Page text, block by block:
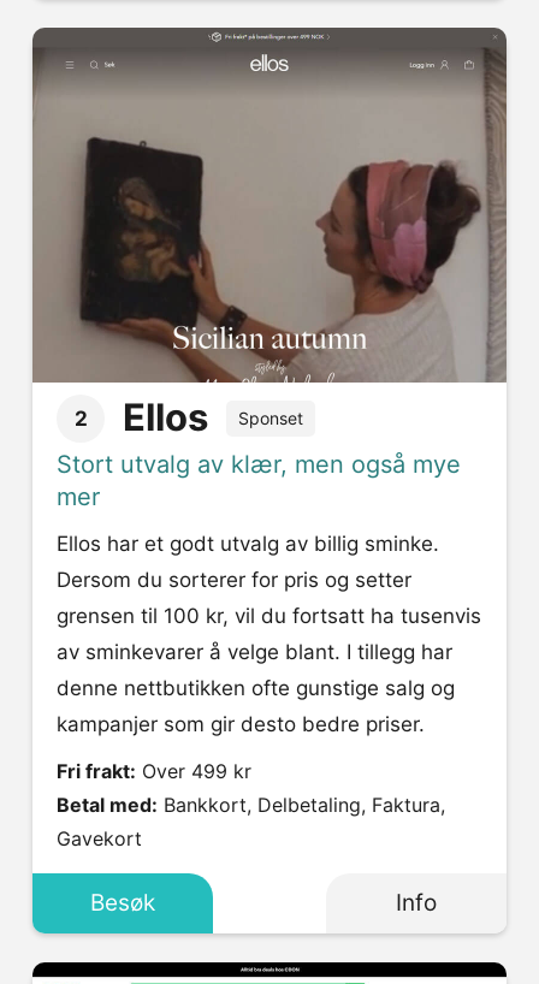
2 Ellos Sponset
Stort utvalg av klær, men også mye
mer
Ellos har et godt utvalg av billig sminke.
Dersom du sorterer for pris og setter
grensen til 100 kr, vil du fortsatt ha tusenvis
av sminkevarer å velge blant. I tillegg har
denne nettbutikken ofte gunstige salg og
kampanjer som gir desto bedre priser.
Fri frakt: Over 499 kr
Betal med:
Gavekort
Besøk Info